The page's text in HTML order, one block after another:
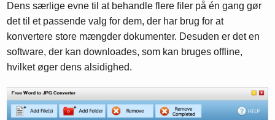
Dens særlige evne til at behandle flere filer på én gang gør
det til et passende valg for dem, der har brug for at
konvertere store mængder dokumenter. Desuden er det en
software, der kan downloades, som kan bruges offline,
hvilket øger dens alsidighed.